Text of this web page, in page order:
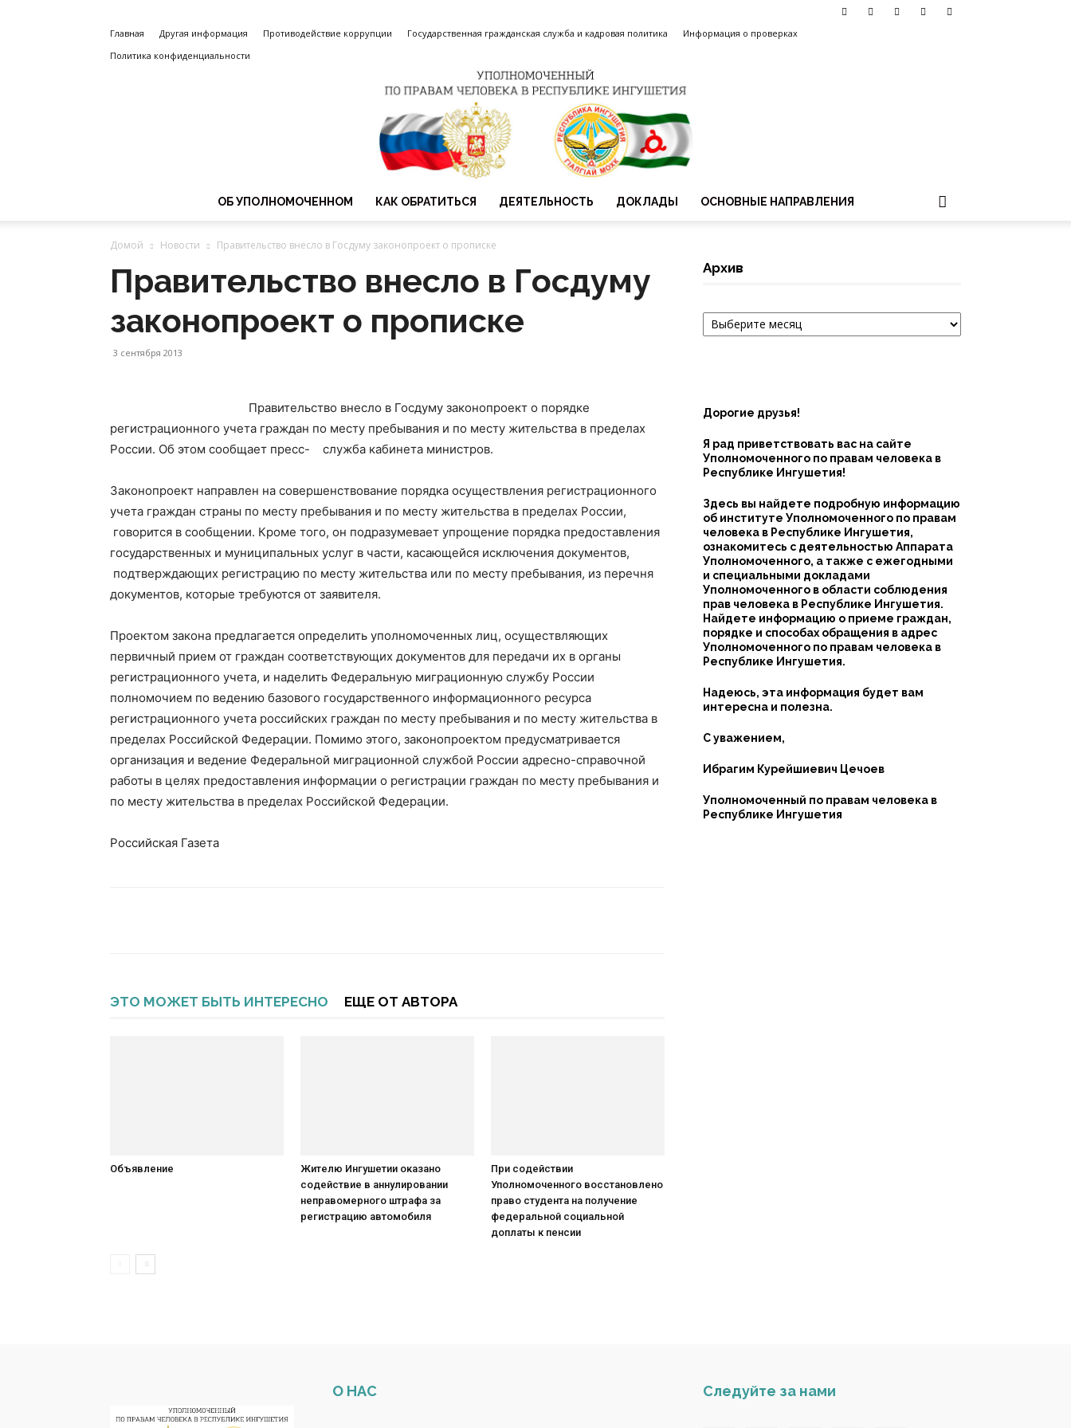
Главная Другая информация Противодействие коррупции Государственная гражданская служба и кадровая политика
Информация о проверках
Политика конфиденциальности
ОБ УПОЛНОМОЧЕННОМ КАК ОБРАТИТЬСЯ ДЕЯТЕЛЬНОСТЬ ДОКЛАДЫ ОСНОВНЫЕ НАПРАВЛЕНИЯ
Домой Новости Правительство внесло в Госдуму законопроект о прописке
Правительство внесло в Госдуму
законопроект о прописке
3 сентября 2013
Правительство внесло в Госдуму законопроект о порядке
регистрационного учета граждан по месту пребывания и по месту жительства в пределах
России. Об этом сообщает пресс- служба кабинета министров.
Законопроект направлен на совершенствование порядка осуществления регистрационного
учета граждан страны по месту пребывания и по месту жительства в пределах России,
говорится в сообщении. Кроме того, он подразумевает упрощение порядка предоставления
государственных и муниципальных услуг в части, касающейся исключения документов,
подтверждающих регистрацию по месту жительства или по месту пребывания, из перечня
документов, которые требуются от заявителя.
Проектом закона предлагается определить уполномоченных лиц, осуществляющих
первичный прием от граждан соответствующих документов для передачи их в органы
регистрационного учета, и наделить Федеральную миграционную службу России
полномочием по ведению базового государственного информационного ресурса
регистрационного учета российских граждан по месту пребывания и по месту жительства в
пределах Российской Федерации. Помимо этого, законопроектом предусматривается
организация и ведение Федеральной миграционной службой России адресно-справочной
работы в целях предоставления информации о регистрации граждан по месту пребывания и
по месту жительства в пределах Российской Федерации.
Российская Газета
ЭТО МОЖЕТ БЫТЬ ИНТЕРЕСНО ЕЩЕ ОТ АВТОРА
Объявление
Жителю Ингушетии оказано
содействие в аннулировании
неправомерного штрафа за
регистрацию автомобиля
При содействии
Уполномоченного восстановлено
право студента на получение
федеральной социальной
доплаты к пенсии
Архив
Архив
Дорогие друзья!
Я рад приветствовать вас на сайте
Уполномоченного по правам человека в
Республике Ингушетия!
Здесь вы найдете подробную информацию
об институте Уполномоченного по правам
человека в Республике Ингушетия,
ознакомитесь с деятельностью Аппарата
Уполномоченного, а также с ежегодными
и специальными докладами
Уполномоченного в области соблюдения
прав человека в Республике Ингушетия.
Найдете информацию о приеме граждан,
порядке и способах обращения в адрес
Уполномоченного по правам человека в
Республике Ингушетия.
Надеюсь, эта информация будет вам
интересна и полезна.
С уважением,
Ибрагим Курейшиевич Цечоев
Уполномоченный по правам человека в
Республике Ингушетия
О НАС Следуйте за нами